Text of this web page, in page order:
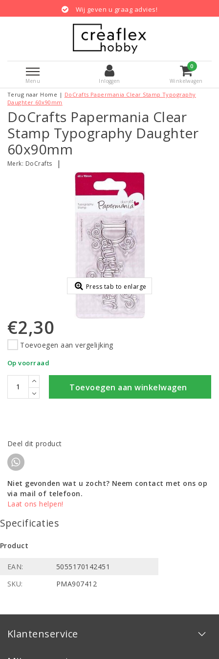
Wij geven u graag advies!
Menu Inloggen
0
Winkelwagen
Terug naar Home | DoCrafts Papermania Clear Stamp Typography
Daughter 60x90mm
DoCrafts Papermania Clear
Stamp Typography Daughter
60x90mm
Merk: DoCrafts |
Press tab to enlarge
€2,30
Toevoegen aan vergelijking
Op voorraad
Toevoegen aan winkelwagen
Deel dit product
Niet gevonden wat u zocht? Neem contact met ons op
via mail of telefoon.
Laat ons helpen!
Specificaties
Product
EAN:
5055170142451
SKU:
PMA907412
Klantenservice